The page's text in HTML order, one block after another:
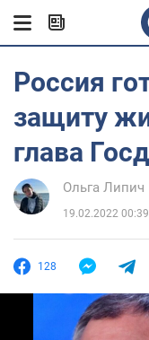
Россия
защиту
глава
Ольга Липич
19.02.2022 00:39
128